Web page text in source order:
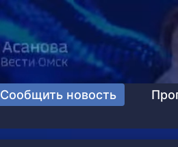
Сообщить новость